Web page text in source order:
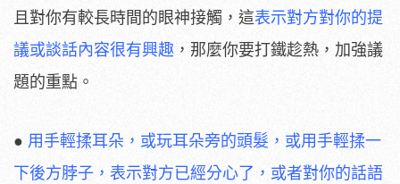
且對你有較長時間的眼神接觸，這表示對方對你的提
議或談話內容很有興趣 ，那麼你要打鐵趁熱，加強議
題的重點。
● 用手輕揉耳朵，或玩耳朵旁的頭髮，或用手輕揉一
下後方脖子，表示對方已經分心了，或者對你的話語